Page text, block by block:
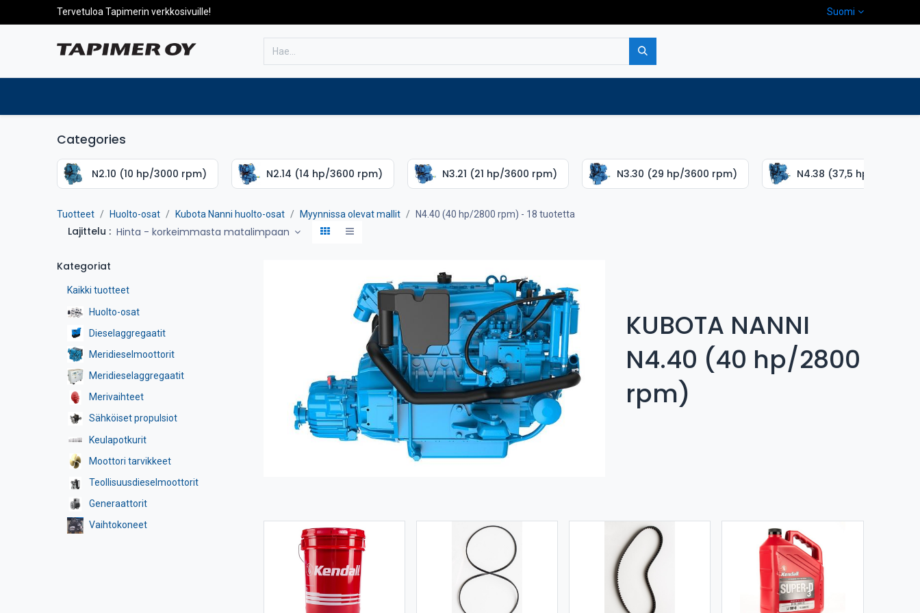
Tervetuloa Tapimerin verkkosivuille! Suomi
Categories
N2.10 (10 hp/3000 rpm) N2.14 (14 hp/3600 rpm) N3.21 (21 hp/3600 rpm) N3.30 (29 hp/3600 rpm) N4.38 (37,5 hp/3000
Tuotteet Huolto-osat Kubota Nanni huolto-osat Myynnissa olevat mallit N4.40 (40 hp/2800 rpm) - 18 tuotetta
Lajittelu : Hinta - korkeimmasta matalimpaan
Kategoriat
Kaikki tuotteet
Huolto-osat
Dieselaggregaatit
Meridieselmoottorit
Meridieselaggregaatit
Merivaihteet
Sähköiset propulsiot
Keulapotkurit
Moottori tarvikkeet
Teollisuusdieselmoottorit
Generaattorit
Vaihtokoneet
KUBOTA NANNI
N4.40 (40 hp/2800
rpm)